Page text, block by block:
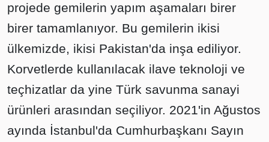
projede gemilerin yapım aşamaları birer
birer tamamlanıyor. Bu gemilerin ikisi
ülkemizde, ikisi Pakistan'da inşa ediliyor.
Korvetlerde kullanılacak ilave teknoloji ve
teçhizatlar da yine Türk savunma sanayi
ürünleri arasından seçiliyor. 2021'in Ağustos
ayında İstanbul'da Cumhurbaşkanı Sayın